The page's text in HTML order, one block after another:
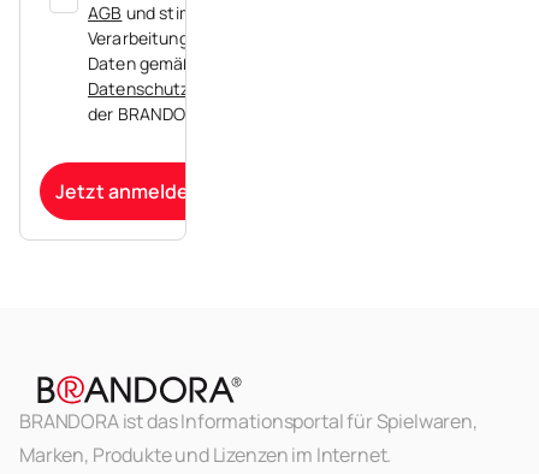
AGB und stimme der
Verarbeitung meiner
Daten gemäß der
Datenschutzerklärung
der BRANDORA zu.
Jetzt anmelden
BRANDORA ist das Informationsportal für Spielwaren,
Marken, Produkte und Lizenzen im Internet.